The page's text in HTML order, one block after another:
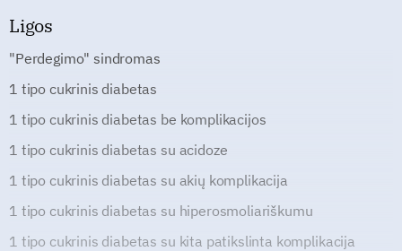
Ligos
"Perdegimo" sindromas
1 tipo cukrinis diabetas
1 tipo cukrinis diabetas be komplikacijos
1 tipo cukrinis diabetas su acidoze
1 tipo cukrinis diabetas su akių komplikacija
1 tipo cukrinis diabetas su hiperosmoliariškumu
1 tipo cukrinis diabetas su kita patikslinta komplikacija